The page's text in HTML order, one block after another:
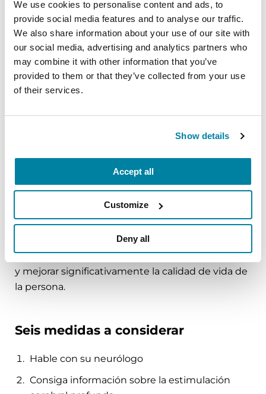
We use cookies to personalise content and ads, to
provide social media features and to analyse our traffic.
We also share information about your use of our site with
our social media, advertising and analytics partners who
may combine it with other information that you’ve
provided to them or that they’ve collected from your use
of their services.
Show details
Accept all
Customize
Deny all
especializado, es hacer una cuidadosa evaluación
de cada persona que esté considerando la
estimulación cerebral profunda. Basándose en
una cuidadosa historia clínica y examen
neurológico, el equipo puede determinar quién
debería (o no debería) someterse a esta cirugía y
Es importante recordar que la estimulación
recomendaciones, pero serán los pacientes y sus
familiares los que tienen la responsabilidad de la
decisión final. La estimulación cerebral profunda
no es una cura para el Parkinson y no retrasa su
avance, pero para muchos, puede reducir
dramáticamente algunos síntomas del Parkinson
y mejorar significativamente la calidad de vida de
la persona.
Seis medidas a considerar
Hable con su neurólogo
Consiga información sobre la estimulación